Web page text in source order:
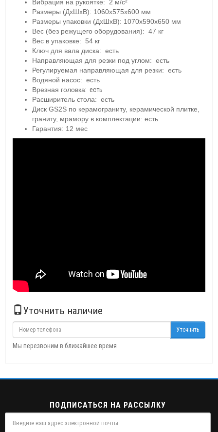
Вибрация на рукоятке: 2 м/с²
Размеры (ДхШхВ): 1060х575х600 мм
Размеры упаковки (ДхШхВ): 1070х590х650 мм
Вес (без режущего оборудования): 47 кг
Вес в упаковке: 54 кг
Ключ для вала диска: есть
Направляющая для резки под углом: есть
Регулируемая направляющая для резки: есть
Водяной насос: есть
Врезная головка: есть
Расширитель стола: есть
Диск GS2S по керамограниту, керамической плитке,
граниту, мрамору в комплектации: есть
Гарантия: 12 мес
Уточнить наличие
Уточнить
Мы перезвоним в ближайшее время
ПОДПИСАТЬСЯ НА РАССЫЛКУ